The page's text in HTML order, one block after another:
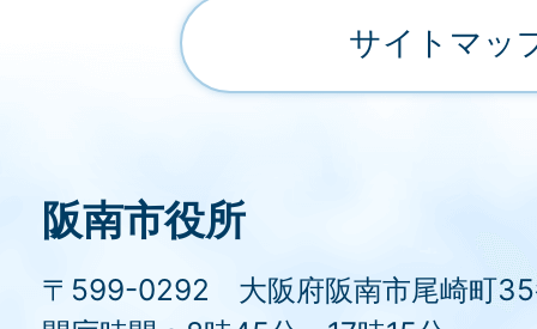
サイトマッ
阪南市役所
〒599-0292 大阪府阪南市尾崎町35